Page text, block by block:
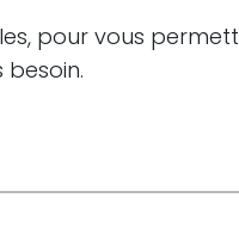
pour vous